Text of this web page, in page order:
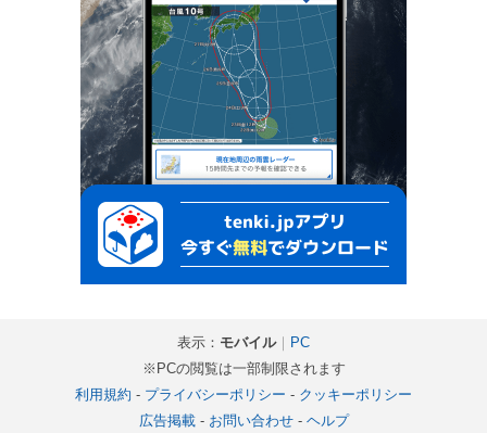
表示： モバイル｜ PC
※PCの閲覧は一部制限されます
利用規約 - プライバシーポリシー - クッキーポリシー
広告掲載- お問い合わせ- ヘルプ